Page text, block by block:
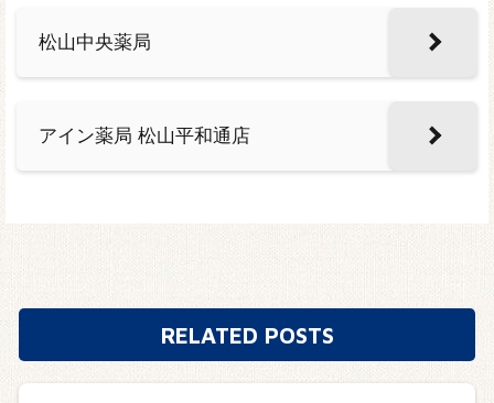
松山中央薬局
アイン薬局 松山平和通店
RELATED POSTS